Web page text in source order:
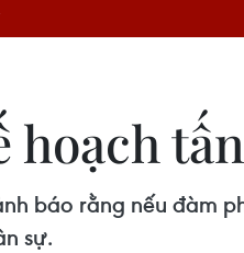
hoạch
báo rằng nếu đàm
sự.